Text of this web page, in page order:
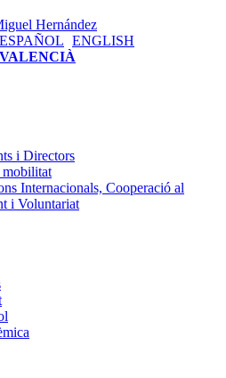
ESPAÑOL ENGLISH
VALENCIÀ
i Directors
mobilitat
Internacionals, Cooperació al
i Voluntariat